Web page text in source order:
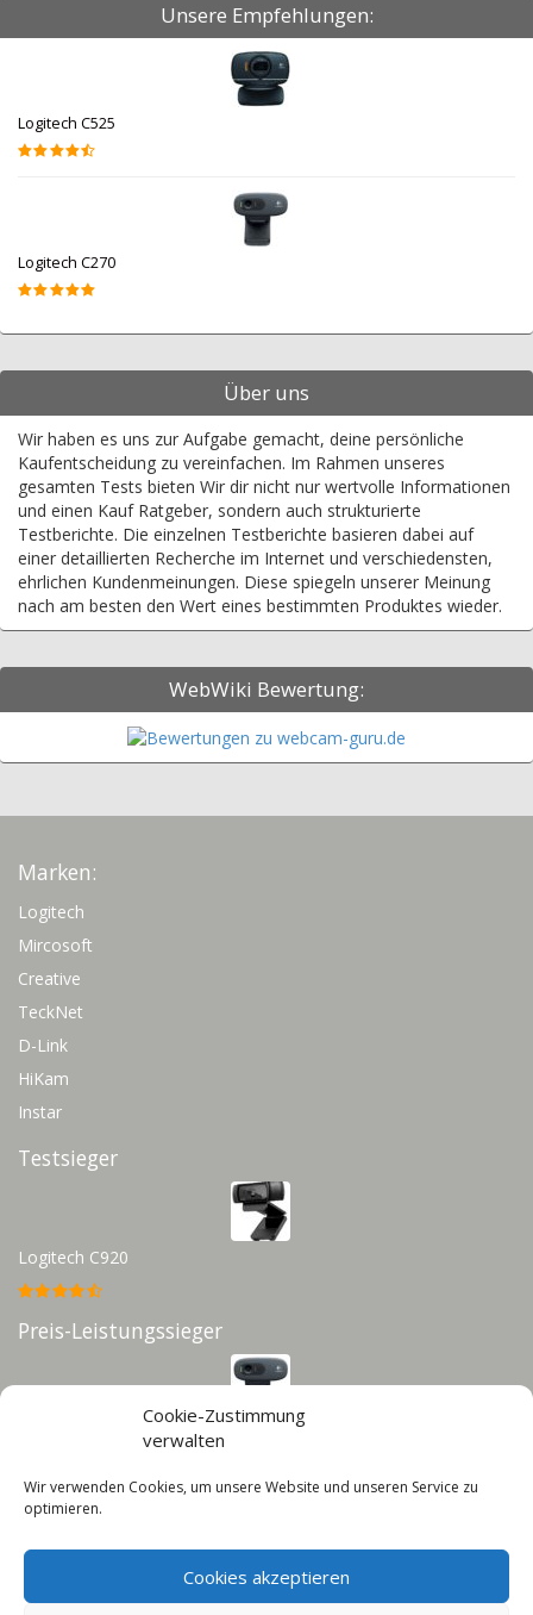
Cookie-Zustimmung
verwalten
Wir verwenden Cookies, um unsere Website und unseren Service zu
optimieren.
Cookies akzeptieren
Unsere Empfehlungen:
Logitech C525
Logitech C270
Über uns
Wir haben es uns zur Aufgabe gemacht, deine persönliche
Kaufentscheidung zu vereinfachen. Im Rahmen unseres
gesamten Tests bieten Wir dir nicht nur wertvolle Informationen
und einen Kauf Ratgeber, sondern auch strukturierte
Testberichte. Die einzelnen Testberichte basieren dabei auf
einer detaillierten Recherche im Internet und verschiedensten,
ehrlichen Kundenmeinungen. Diese spiegeln unserer Meinung
nach am besten den Wert eines bestimmten Produktes wieder.
WebWiki Bewertung:
Marken:
Logitech
Mircosoft
Creative
TeckNet
D-Link
HiKam
Instar
Testsieger
Logitech C920
Preis-Leistungssieger
Infos
Cookie-Richtlinie (EU)